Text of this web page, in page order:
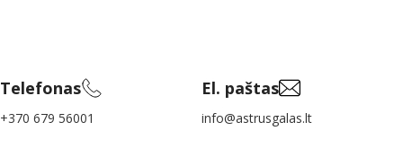
Telefonas
+370 679 56001
El. paštas
info@astrusgalas.lt